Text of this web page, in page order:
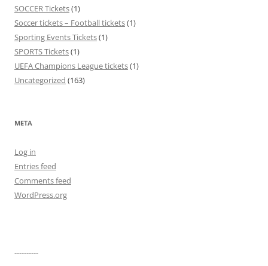
SOCCER Tickets(1)
Soccer tickets – Football tickets(1)
Sporting Events Tickets(1)
SPORTS Tickets(1)
UEFA Champions League tickets(1)
Uncategorized (163)
META
Log in
Entries feed
Comments feed
WordPress.org
----------